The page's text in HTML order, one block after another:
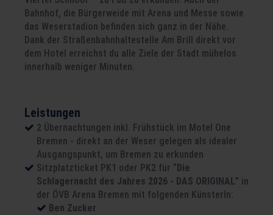
Bahnhof, die Bürgerweide mit Arena und Messe sowie
das Weserstadion befinden sich ganz in der Nähe.
Dank der Straßenbahnhaltestelle Am Brill direkt vor
dem Hotel erreichst du alle Ziele der Stadt mühelos
innerhalb weniger Minuten.
Leistungen
2 Übernachtungen inkl. Frühstück im Motel One
Bremen - direkt an der Weser gelegen als idealer
Ausgangspunkt, um Bremen zu erkunden
Sitzplatzticket PK1 oder PK2 für “Die
Schlagernacht des Jahres 2026 - DAS ORIGINAL” in
der ÖVB Arena Bremen mit folgenden Künsterln:
Ben Zucker